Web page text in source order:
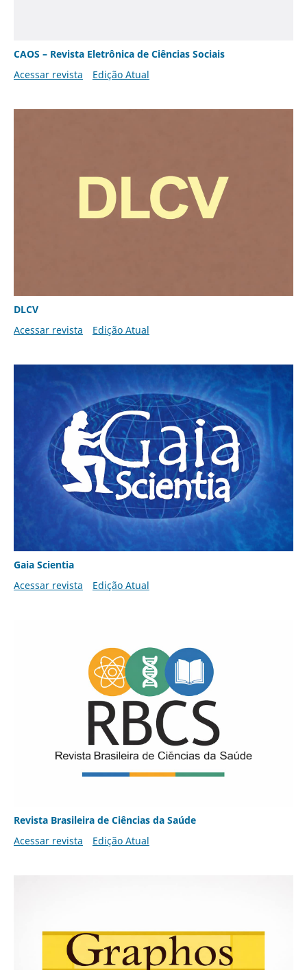
CAOS – Revista Eletrônica de Ciências Sociais
Acessar revista
Edição Atual
DLCV
Acessar revista
Edição Atual
Gaia Scientia
Acessar revista
Edição Atual
Revista Brasileira de Ciências da Saúde
Acessar revista
Edição Atual